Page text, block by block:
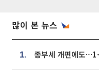
많이 본 뉴스
1.